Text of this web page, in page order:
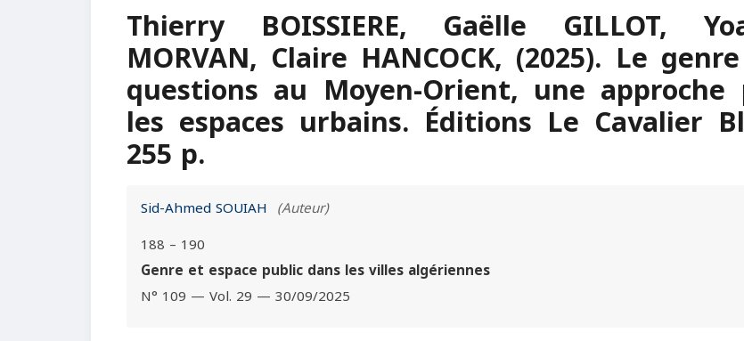
Thierry BOISSIERE, Gaëlle GILLOT,
MORVAN, Claire HANCOCK, (2025). Le
questions au Moyen-Orient, une approche
les espaces urbains. Éditions Le Cavalier
255 p.
Sid-Ahmed SOUIAH (Auteur)
188 – 190
Genre et espace public dans les villes algériennes
N° 109 — Vol. 29 — 30/09/2025